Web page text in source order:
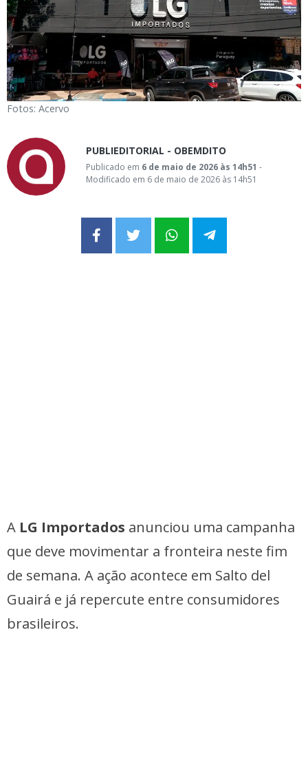
Fotos: Acervo
PUBLIEDITORIAL - OBEMDITO
Publicado em 6 de maio de 2026 às 14h51 -
Modificado em 6 de maio de 2026 às 14h51
A LG Importados anunciou uma campanha
que deve movimentar a fronteira neste fim
de semana. A ação acontece em Salto del
Guairá e já repercute entre consumidores
brasileiros.